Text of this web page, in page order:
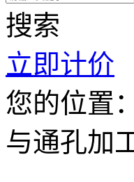
搜索
立即计价
您的位置：
与通孔加